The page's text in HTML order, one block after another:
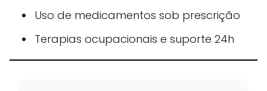
Uso de medicamentos sob prescrição
Terapias ocupacionais e suporte 24h